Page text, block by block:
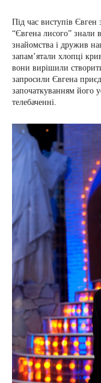
Під час виступів
“Євгена лисого” знали
знайомства і дружив
запам’ятали хлопці
вони вирішили
запросили Євгена
започаткуванням його
телебаченні.